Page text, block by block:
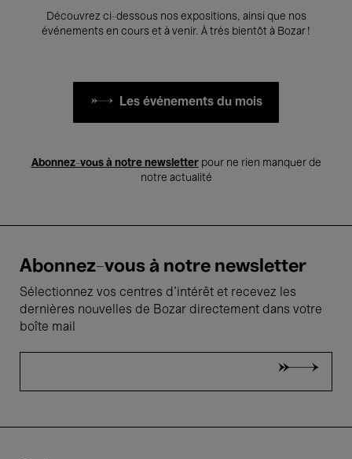
Découvrez ci-dessous nos expositions, ainsi que nos
événements en cours et à venir. À très bientôt à Bozar !
Les événements du mois
Abonnez-vous à notre newsletterpour ne rien manquer de
notre actualité
Abonnez-vous à notre newsletter
Sélectionnez vos centres d'intérêt et recevez les
dernières nouvelles de Bozar directement dans votre
boîte mail